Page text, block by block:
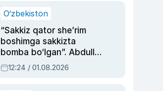
O‘zbekiston
“Sakkiz qator she’rim
boshimga sakkizta
bomba bo‘lgan”. Abdulla
Oripovni siyosiy
ayblovlardan asrab
12:24 / 01.08.2026